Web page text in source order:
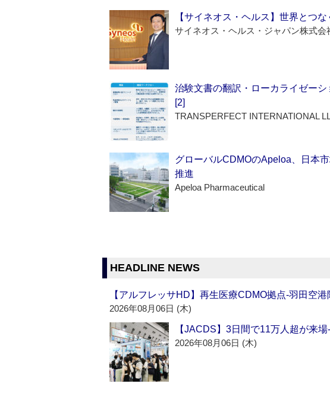
【サイネオス・ヘルス】世界とつ
サイネオス・ヘルス・ジャパン株式会
治験文書の翻訳・ローカライゼー
[2]
TRANSPERFECT INTERNATIONAL
グローバルCDMOのApeloa、日本
推進
Apeloa Pharmaceutical
HEADLINE NEWS
【アルフレッサHD】再生医療CDMO拠点‐羽田空
2026年08月06日 (木)
【JACDS】3日間で11万人超が来
2026年08月06日 (木)